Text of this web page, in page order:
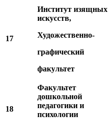
17
Институт изящных
искусств,
Художественно-
графический
факультет
18
Факультет
дошкольной
педагогики и
психологии